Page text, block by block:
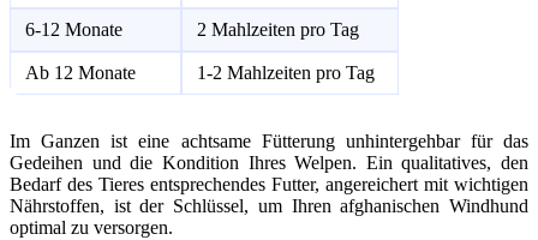
6-12 Monate 2 Mahlzeiten pro Tag
Ab 12 Monate 1-2 Mahlzeiten pro Tag
Im Ganzen ist eine achtsame Fütterung unhintergehbar für das
Gedeihen und die Kondition Ihres Welpen. Ein qualitatives, den
Bedarf des Tieres entsprechendes Futter, angereichert mit wichtigen
Nährstoffen, ist der Schlüssel, um Ihren afghanischen Windhund
optimal zu versorgen.